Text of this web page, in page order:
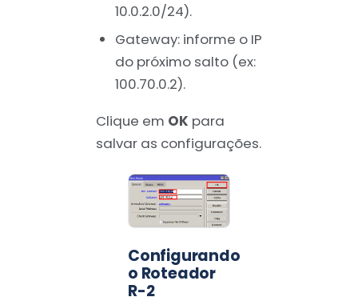
10.0.2.0/24).
Gateway: informe o IP
do próximo salto (ex:
100.70.0.2).
Clique em OK para
salvar as configurações.
Configurando
o Roteador
R-2